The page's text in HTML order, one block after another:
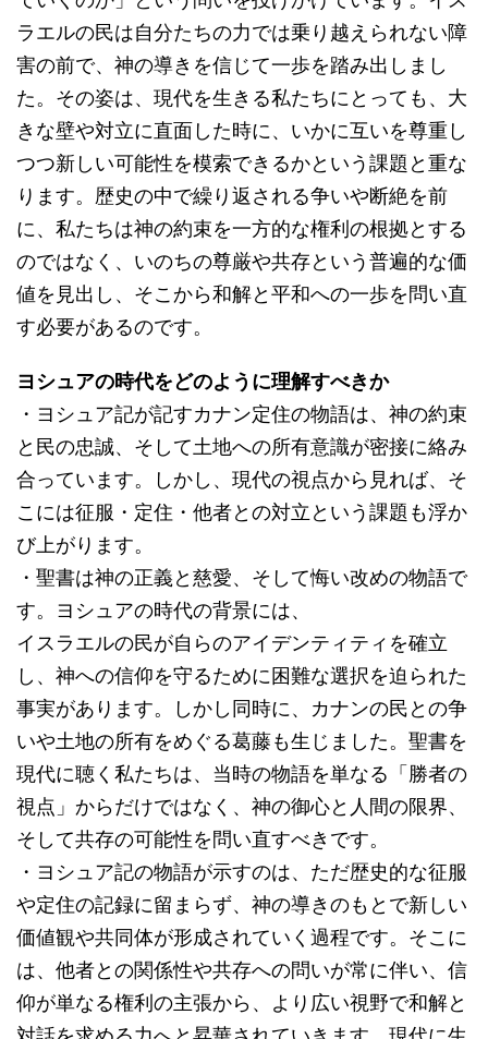
ラエルの民は自分たちの力では乗り越えられない障
害の前で、神の導きを信じて一歩を踏み出しまし
た。その姿は、現代を生きる私たちにとっても、大
きな壁や対立に直面した時に、いかに互いを尊重し
つつ新しい可能性を模索できるかという課題と重な
ります。歴史の中で繰り返される争いや断絶を前
に、私たちは神の約束を一方的な権利の根拠とする
のではなく、いのちの尊厳や共存という普遍的な価
値を見出し、そこから和解と平和への一歩を問い直
す必要があるのです。
ヨシュアの時代をどのように理解すべきか
・ヨシュア記が記すカナン定住の物語は、神の約束
と民の忠誠、そして土地への所有意識が密接に絡み
合っています。しかし、現代の視点から見れば、そ
こには征服・定住・他者との対立という課題も浮か
び上がります。
・聖書は神の正義と慈愛、そして悔い改めの物語で
す。ヨシュアの時代の背景には、
イスラエルの民が自らのアイデンティティを確立
し、神への信仰を守るために困難な選択を迫られた
事実があります。しかし同時に、カナンの民との争
いや土地の所有をめぐる葛藤も生じました。聖書を
現代に聴く私たちは、当時の物語を単なる「勝者の
視点」からだけではなく、神の御心と人間の限界、
そして共存の可能性を問い直すべきです。
・ヨシュア記の物語が示すのは、ただ歴史的な征服
や定住の記録に留まらず、神の導きのもとで新しい
価値観や共同体が形成されていく過程です。そこに
は、他者との関係性や共存への問いが常に伴い、信
仰が単なる権利の主張から、より広い視野で和解と